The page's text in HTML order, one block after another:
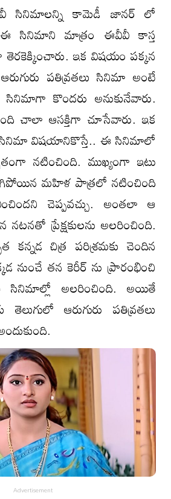
సినిమాలన్ని కామెడీ జానర్ లో
మాత్రం ఈవీవీ కాస్త
ఇక విషయం పక్కన
పతివ్రతలు సినిమా అంటే
కొందరు అనుకునేవారు.
చాలా ఆసక్తిగా చూసేవారు. ఇక
సినిమా విషయానికొస్తే.. ఈ సినిమాలో
నటించింది. ముఖ్యంగా ఇటు
మహిళ పాత్రలో నటించింది
చెప్పవచ్చు. అంతలా ఆ
ప్రేక్షకులను అలరించింది.
చిత్ర పరిశ్రమకు చెందిన
తన కెరీర్ ను ప్రారంభించి
అలరించింది. అయితే
ఆరుగురు పతివ్రతలు